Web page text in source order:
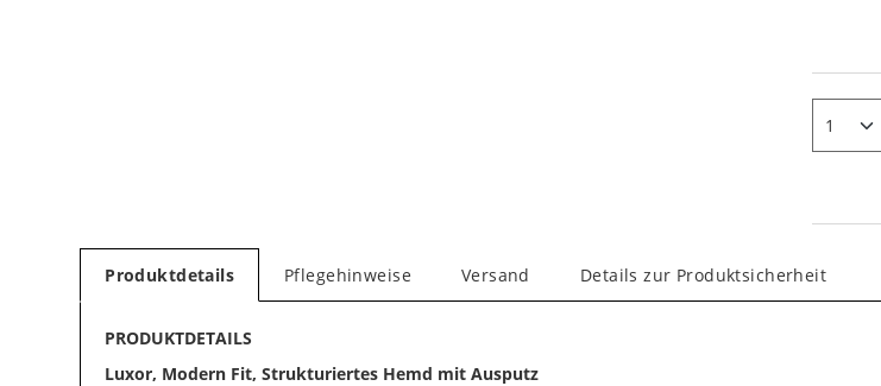
Produktdetails Pflegehinweise Versand Details zur Produktsicherheit
PRODUKTDETAILS
Luxor, Modern Fit, Strukturiertes Hemd mit Ausputz